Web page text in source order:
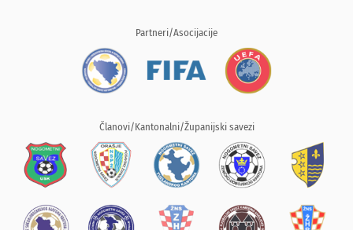
Partneri/Asocijacije
Članovi/Kantonalni/Županijski savezi